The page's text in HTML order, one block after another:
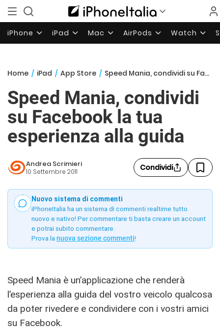
iPhone iPad Mac AirPods Watch
Home / iPad / App Store / Speed Mania, condividi su Facebook la tua esperienza alla guida
Speed Mania, condividi
su Facebook la tua
esperienza alla guida
Andrea Scrimieri
10 Settembre 2011 Condividi
Nuovo sistema di commenti
iPhoneItalia ha un sistema di commenti realtime tutto
nuovo e nativo! Per commentare ti basta creare un account
e potrai subito commentare.
Prova la nuova sezione commenti!
Speed Mania è un’applicazione che renderà
l’esperienza alla guida del vostro veicolo qualcosa
da poter rivedere e condividere con i vostri amici
su Facebook.